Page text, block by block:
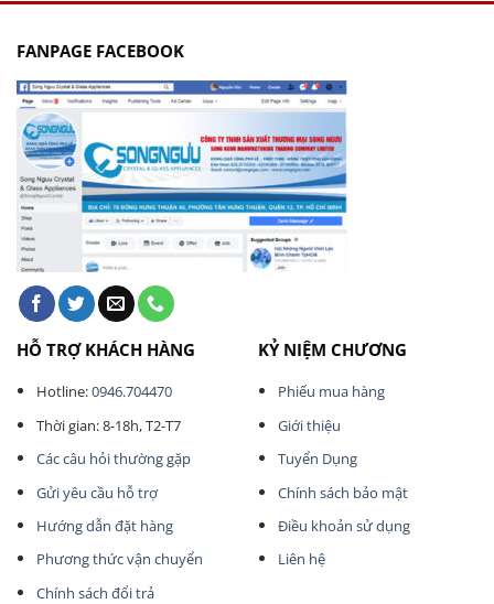
FANPAGE FACEBOOK
HỖ TRỢ KHÁCH HÀNG
Hotline:0946.704470
Thời gian: 8-18h, T2-T7
Các câu hỏi thường gặp
Gửi yêu cầu hỗ trợ
Hướng dẫn đặt hàng
Phương thức vận chuyển
Chính sách đổi trả
KỶ NIỆM CHƯƠNG
Phiếu mua hàng
Giới thiệu
Tuyển Dụng
Chính sách bảo mật
Điều khoản sử dụng
Liên hệ